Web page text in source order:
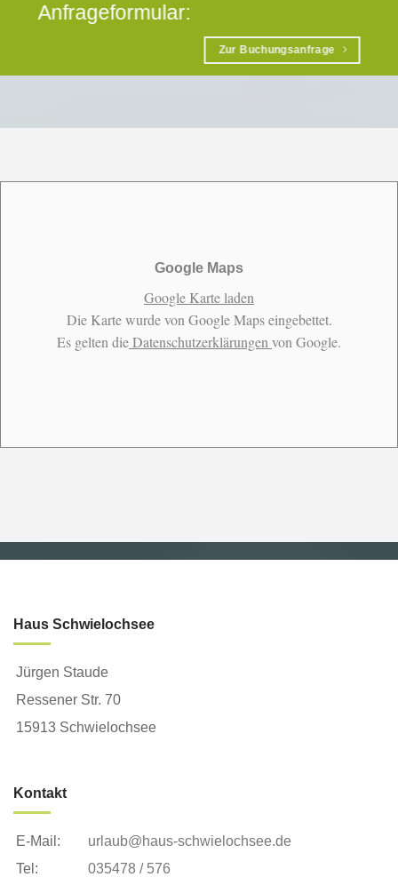
Anfrageformular:
Zur Buchungsanfrage
Google Maps
Google Karte laden
Die Karte wurde von Google Maps eingebettet.
Es gelten dieDatenschutzerklärungen von Google.
Haus Schwielochsee
Jürgen Staude
Ressener Str. 70
15913 Schwielochsee
Kontakt
E-Mail:
urlaub@haus-schwielochsee.de
Tel:
035478 / 576